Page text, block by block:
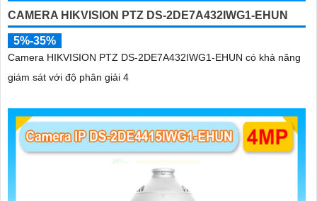
CAMERA HIKVISION PTZ DS-2DE7A432IWG1-EHUN
5%-35%
Camera HIKVISION PTZ DS-2DE7A432IWG1-EHUN có khả năng
giám sát với độ phân giải 4